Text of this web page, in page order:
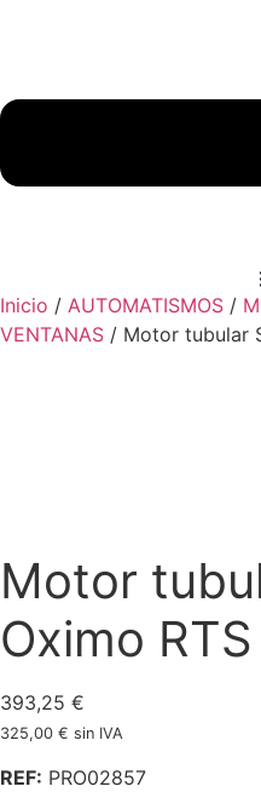
Inicio / AUTOMATISMOS /
VENTANAS / Motor tubular
Motor
Oximo
393,25 €
325,00 € sin IVA
REF: PRO02857